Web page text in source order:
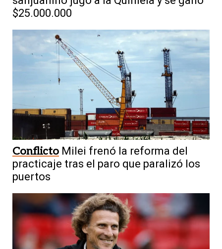
$25.000.000
Conflicto Milei frenó la reforma del
practicaje tras el paro que paralizó los
puertos